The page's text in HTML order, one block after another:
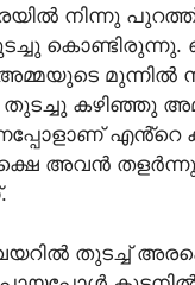
നിന്നു
മുന്നിൽ
തുടച്ചു കഴിഞ്ഞു
എൻ്റെ
അവൻ തളർന്നു
തുടച്ച്